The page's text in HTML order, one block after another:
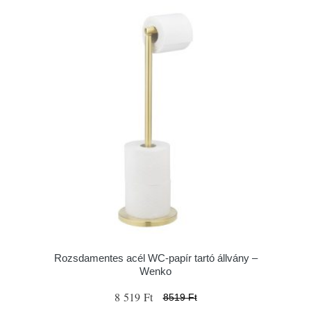
Rozsdamentes acél WC-papír tartó állvány –
Wenko
8 519 Ft 8519 Ft